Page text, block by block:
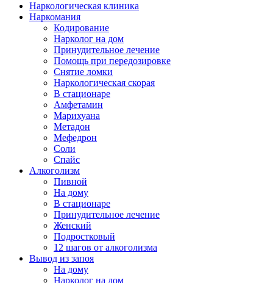
Наркологическая клиника
Наркомания
Кодирование
Нарколог на дом
Принудительное лечение
Помощь при передозировке
Снятие ломки
Наркологическая скорая
В стационаре
Амфетамин
Марихуана
Метадон
Мефедрон
Соли
Спайс
Алкоголизм
Пивной
На дому
В стационаре
Принудительное лечение
Женский
Подростковый
12 шагов от алкоголизма
Вывод из запоя
На дому
Нарколог на дом